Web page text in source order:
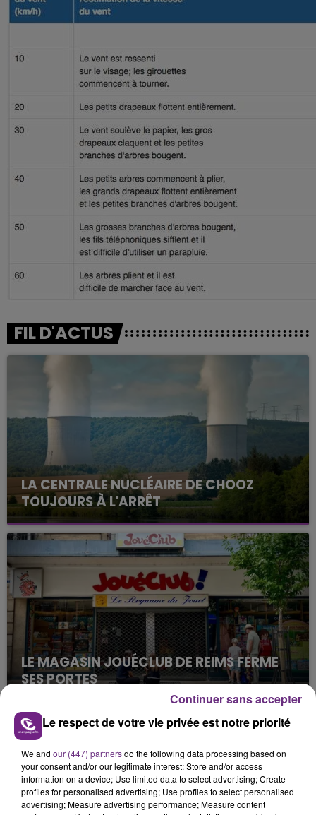
FIL D'ACTUS
LA CENTRALE NUCLÉAIRE DE CHOOZ
TOUJOURS À L'ARRÊT
Cela fait déjà une semaine que la centrale
nucléaire ardennaise est à l'arrêt. Une situation
justifiée par la sécheresse intense qui est toujours
présente.
LE MAGASIN JOUÉCLUB DE REIMS FERME
SES PORTES
C'était l'une des institutions du centre-ville
rémois. Le magasin JouéClub est contraint de
fermer ses portes.
TITRES DIFFUSÉS
0h57
0h57 0h54
0h54
Le respect de votre vie privée est notre priorité
We and our (447) partnersdo the following data processing based on
your consent and/or our legitimate interest: Store and/or access
information on a device; Use limited data to select advertising; Create
profiles for personalised advertising; Use profiles to select personalised
advertising; Measure advertising performance; Measure content
Continuer sans accepter